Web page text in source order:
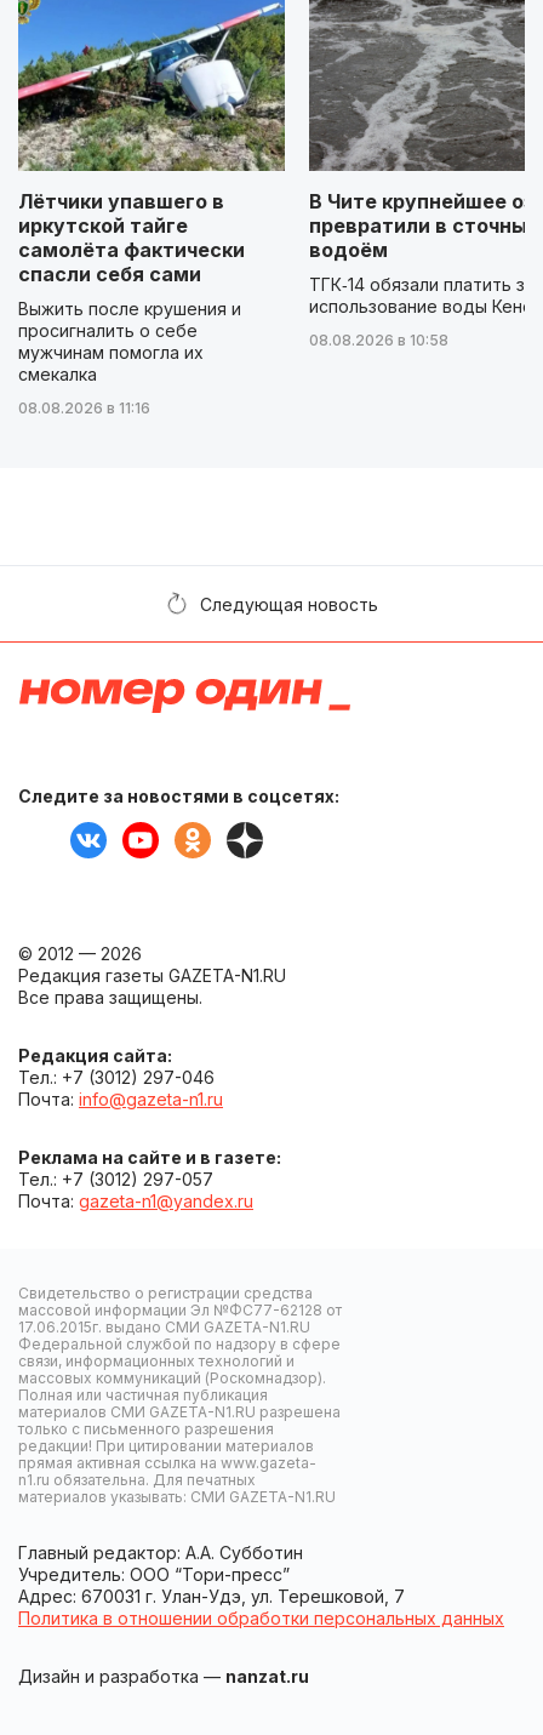
Лётчики упавшего в
иркутской тайге
самолёта фактически
спасли себя сами
Выжить после крушения и
просигналить о себе
мужчинам помогла их
смекалка
08.08.2026 в 11:16
В Чите крупнейшее
превратили в сточный
водоём
ТГК‑14 обязали платить за
использование воды
08.08.2026 в 10:58
Следующая новость
Следите за новостями в соцсетях:
© 2012 — 2026
Редакция газеты GAZETA-N1.RU
Все права защищены.
Редакция сайта:
Тел.: +7 (3012) 297-046
Почта: info@gazeta-n1.ru
Реклама на сайте и в газете:
Тел.: +7 (3012) 297-057
Почта: gazeta-n1@yandex.ru
Свидетельство о регистрации средства
массовой информации Эл №ФС77-62128 от
17.06.2015г. выдано СМИ GAZETA-N1.RU
Федеральной службой по надзору в сфере
связи, информационных технологий и
массовых коммуникаций (Роскомнадзор).
Полная или частичная публикация
материалов СМИ GAZETA-N1.RU разрешена
только с письменного разрешения
редакции! При цитировании материалов
прямая активная ссылка на www.gazeta-
n1.ru обязательна. Для печатных
материалов указывать: СМИ GAZETA-N1.RU
Главный редактор: А.А. Субботин
Учредитель: ООО “Тори-пресс”
Адрес: 670031 г. Улан-Удэ, ул. Терешковой, 7
Политика в отношении обработки персональных данных
Дизайн и разработка — nanzat.ru